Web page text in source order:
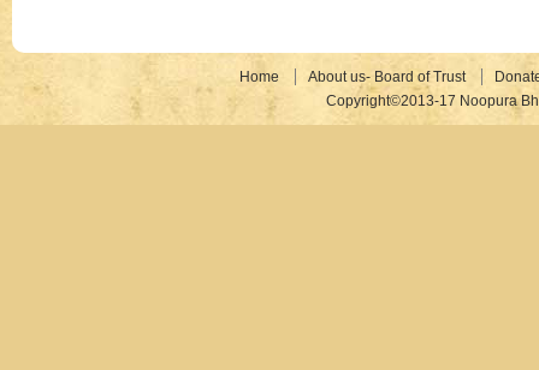
Home About us- Board of Trust
Copyright©2013-17 Noopura